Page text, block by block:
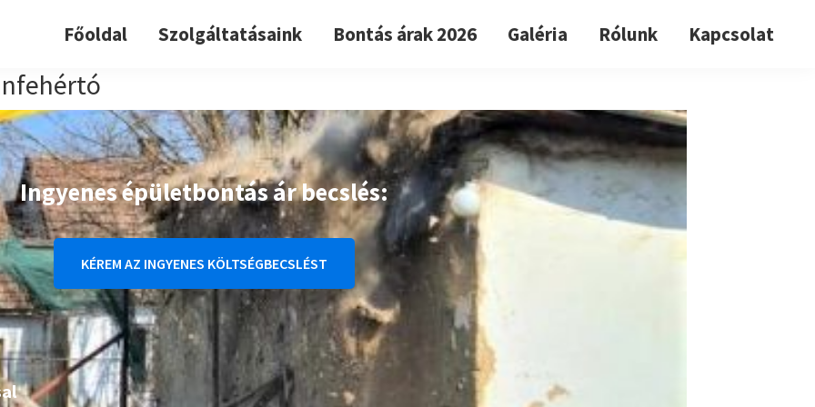
Főoldal Szolgáltatásaink Bontás árak 2026 Galéria Rólunk Kapcsolat
Ingyenes épületbontás ár becslés:
KÉREM AZ INGYENES KÖLTSÉGBECSLÉST